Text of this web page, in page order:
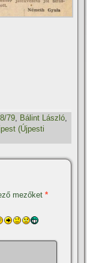
79, Bálint László,
(Újpesti
mezőket*